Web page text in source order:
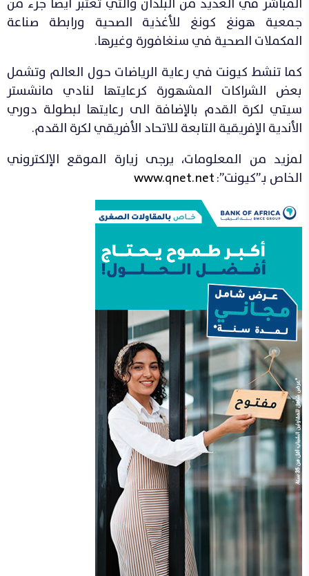
جمعية هونغ كونغ للأغذية الصحية ورابطة صناعة
المكملات الصحية في سنغافورة وغيرها.
كما تنشط كيونت في رعاية الرياضات حول العالم وتشمل
بعض الشراكات المشهورة كرعايتها لنادي مانشستر
سيتي لكرة القدم بالإضافة الى رعايتها لبطولة دوري
الأندية الإفريقية التابعة للاتحاد الأفريقي لكرة القدم.
لمزيد من المعلومات، يرجى زيارة الموقع الإلكتروني
الخاص بـ”كيونت”:www.qnet.net